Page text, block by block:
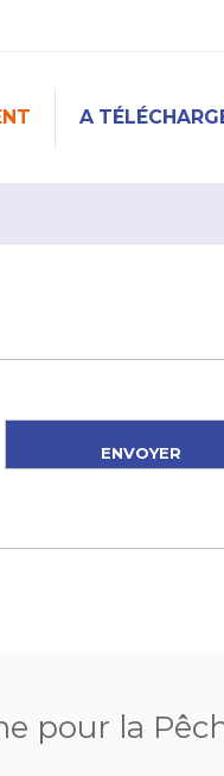
A
pour la